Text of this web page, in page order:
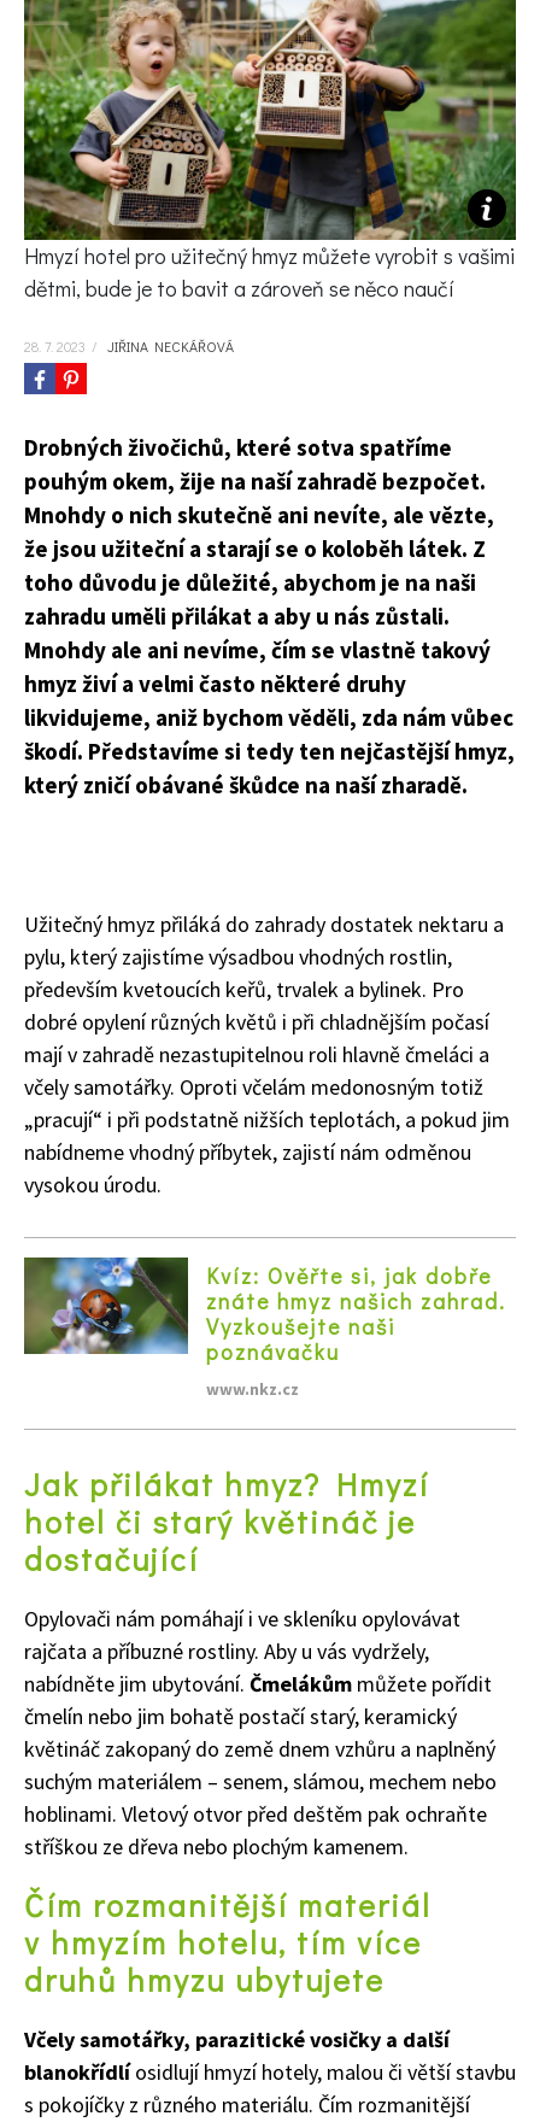
KVÍZY A TESTY
Hmyzí hotel pro užitečný hmyz můžete vyrobit s vašimi
dětmi, bude je to bavit a zároveň se něco naučí
28. 7. 2023 / JIŘINA NECKÁŘOVÁ
Drobných živočichů, které sotva spatříme
pouhým okem, žije na naší zahradě bezpočet.
Mnohdy o nich skutečně ani nevíte, ale vězte,
že jsou užiteční a starají se o koloběh látek. Z
toho důvodu je důležité, abychom je na naši
zahradu uměli přilákat a aby u nás zůstali.
Mnohdy ale ani nevíme, čím se vlastně takový
hmyz živí a velmi často některé druhy
likvidujeme, aniž bychom věděli, zda nám vůbec
škodí. Představíme si tedy ten nejčastější hmyz,
který zničí obávané škůdce na naší zharadě.
Užitečný hmyz přiláká do zahrady dostatek nektaru a
pylu, který zajistíme výsadbou vhodných rostlin,
především kvetoucích keřů, trvalek a bylinek. Pro
dobré opylení různých květů i při chladnějším počasí
mají v zahradě nezastupitelnou roli hlavně čmeláci a
včely samotářky. Oproti včelám medonosným totiž
„pracují“ i při podstatně nižších teplotách, a pokud jim
nabídneme vhodný příbytek, zajistí nám odměnou
vysokou úrodu.
Kvíz: Ověřte si, jak dobře
znáte hmyz našich zahrad.
Vyzkoušejte naši
poznávačku
www.nkz.cz
Jak přilákat hmyz? Hmyzí
hotel či starý květináč je
dostačující
Opylovači nám pomáhají i ve skleníku opylovávat
rajčata a příbuzné rostliny. Aby u vás vydržely,
nabídněte jim ubytování. Čmelákům můžete pořídit
čmelín nebo jim bohatě postačí starý, keramický
květináč zakopaný do země dnem vzhůru a naplněný
suchým materiálem – senem, slámou, mechem nebo
hoblinami. Vletový otvor před deštěm pak ochraňte
stříškou ze dřeva nebo plochým kamenem.
Čím rozmanitější materiál
v hmyzím hotelu, tím více
druhů hmyzu ubytujete
Včely samotářky, parazitické vosičky a další
blanokřídlíosidlují hmyzí hotely, malou či větší stavbu
s pokojíčky z různého materiálu. Čím rozmanitější